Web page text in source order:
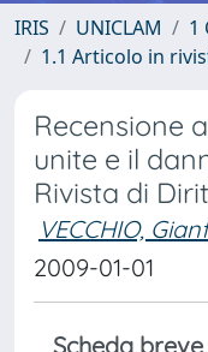
IRIS UNICLAM
1
1.1 Articolo in
Recensione
unite e il
Rivista di
VECCHIO,
2009-01-01
Scheda breve